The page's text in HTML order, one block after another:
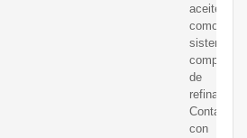
aceite
como
sistemas
completos
de
refinación.
Contamos
con